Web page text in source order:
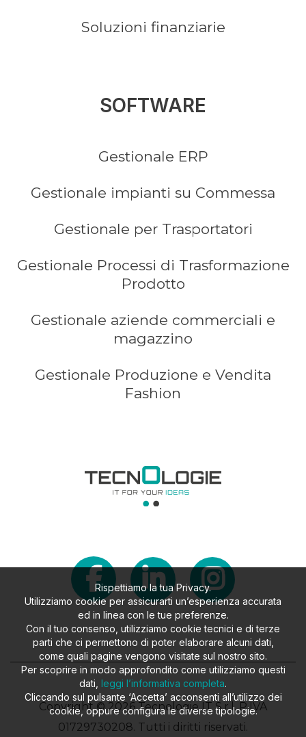
Soluzioni finanziarie
SOFTWARE
Gestionale ERP
Gestionale impianti su Commessa
Gestionale per Trasportatori
Gestionale Processi di Trasformazione
Prodotto
Gestionale aziende commerciali e
magazzino
Gestionale Produzione e Vendita
Fashion
Copyright © 2026 Tecnologie IT S.r.l. P.IVA
01729730208. Tutti i diritti riservati.
Rispettiamo la tua Privacy.
Utilizziamo cookie per assicurarti un’esperienza accurata
ed in linea con le tue preferenze.
Con il tuo consenso, utilizziamo cookie tecnici e di terze
parti che ci permettono di poter elaborare alcuni dati,
come quali pagine vengono visitate sul nostro sito.
Per scoprire in modo approfondito come utilizziamo questi
dati, leggi l’informativa completa.
Cliccando sul pulsante ‘Accetta’ acconsenti all’utilizzo dei
cookie, oppure configura le diverse tipologie.